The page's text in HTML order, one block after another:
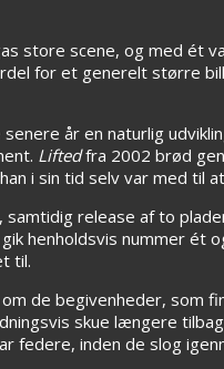
store scene, og med ét
for et generelt større
år en naturlig
Liftedfra 2002 brød
i sin tid selv var med til
release af to
henholdsvis nummer ét
til.
de begivenheder, som
skue længere
federe, inden de slog